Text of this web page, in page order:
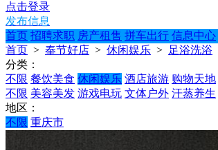
点击登录
发布信息
首页 招聘求职 房产租售 拼车出行 信息中心
首页 > 奉节好店 > 休闲娱乐 > 足浴洗浴
分类：
不限 餐饮美食 休闲娱乐 酒店旅游 购物天地
不限 美容美发 游戏电玩 文体户外 汗蒸养生
地区：
不限 重庆市